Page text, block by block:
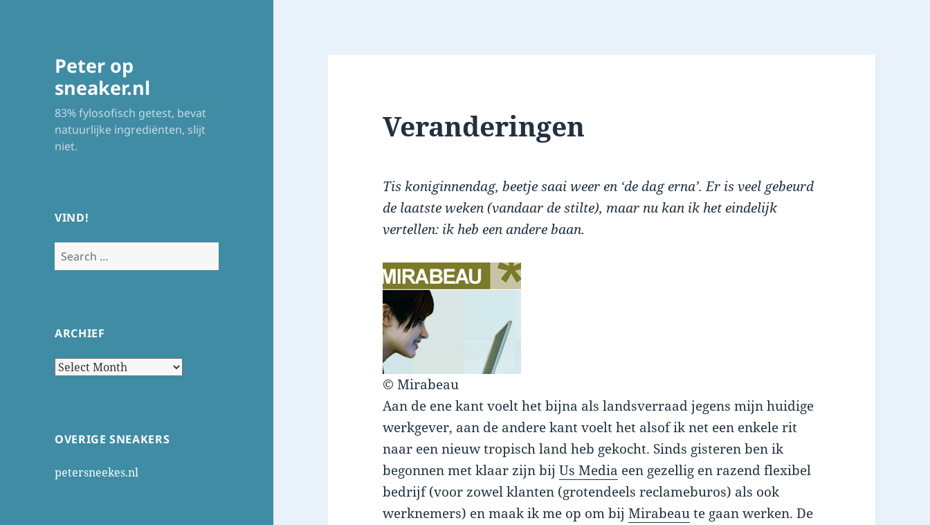
Peter op
sneaker.nl
83% fylosofisch getest, bevat
natuurlijke ingrediënten, slijt
niet.
VIND!
Search
for:
ARCHIEF
Archief
OVERIGE SNEAKERS
petersneekes.nl
Veranderingen
Tis koniginnendag, beetje saai weer en ‘de dag erna’. Er is veel gebeurd
de laatste weken (vandaar de stilte), maar nu kan ik het eindelijk
vertellen: ik heb een andere baan.
© Mirabeau
Aan de ene kant voelt het bijna als landsverraad jegens mijn huidige
werkgever, aan de andere kant voelt het alsof ik net een enkele rit
naar een nieuw tropisch land heb gekocht. Sinds gisteren ben ik
begonnen met klaar zijn bijUs Media een gezellig en razend flexibel
bedrijf (voor zowel klanten (grotendeels reclameburos) als ook
werknemers) en maak ik me op om bijMirabeaute gaan werken. De